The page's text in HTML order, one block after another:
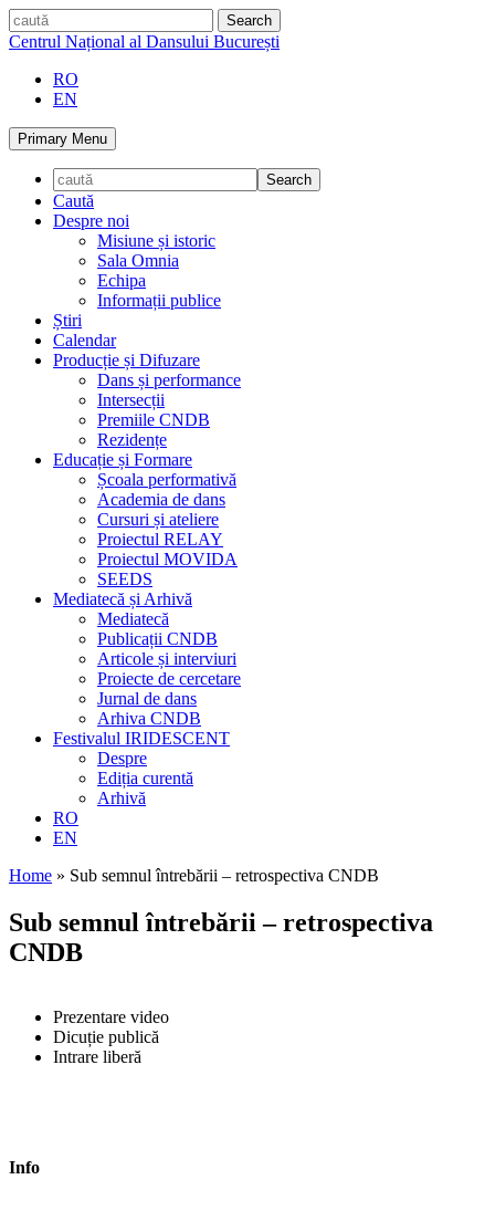
Skip
to
caută
Centrul Național al Dansului București
RO
EN
Primary Menu
Caută
Despre noi
Misiune și istoric
Sala Omnia
Echipa
Informații publice
Știri
Calendar
Producție și Difuzare
Dans și performance
Intersecții
Premiile CNDB
Rezidențe
Educație și Formare
Școala performativă
Academia de dans
Cursuri și ateliere
Proiectul RELAY
Proiectul MOVIDA
SEEDS
Mediatecă și Arhivă
Mediatecă
Publicații CNDB
Articole și interviuri
Proiecte de cercetare
Jurnal de dans
Arhiva CNDB
Festivalul IRIDESCENT
Despre
Ediția curentă
Arhivă
RO
EN
Home » Sub semnul întrebării – retrospectiva CNDB
Sub semnul întrebării – retrospectiva
CNDB
Prezentare video
Dicuție publică
Intrare liberă
Info